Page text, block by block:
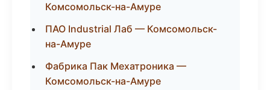
Комсомольск-на-Амуре
ПАО Industrial Лаб — Комсомольск-
на-Амуре
Фабрика Пак Мехатроника —
Комсомольск-на-Амуре